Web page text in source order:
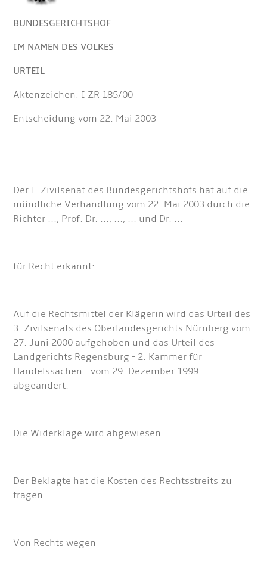
BUNDESGERICHTSHOF
IM NAMEN DES VOLKES
URTEIL
Aktenzeichen: I ZR 185/00
Entscheidung vom 22. Mai 2003
Der I. Zivilsenat des Bundesgerichtshofs hat auf die
mündliche Verhandlung vom 22. Mai 2003 durch die
Richter ..., Prof. Dr. ..., ..., ... und Dr. ...
für Recht erkannt:
Auf die Rechtsmittel der Klägerin wird das Urteil des
3. Zivilsenats des Oberlandesgerichts Nürnberg vom
27. Juni 2000 aufgehoben und das Urteil des
Landgerichts Regensburg - 2. Kammer für
Handelssachen - vom 29. Dezember 1999
abgeändert.
Die Widerklage wird abgewiesen.
Der Beklagte hat die Kosten des Rechtsstreits zu
tragen.
Von Rechts wegen